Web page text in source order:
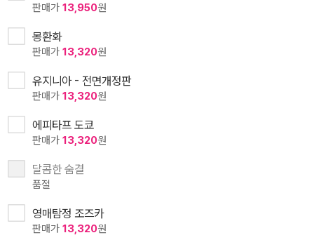
판매가 13,950원
몽환화
판매가 13,320원
유지니아 - 전면개정판
판매가 13,320원
에피타프 도쿄
판매가 13,320원
달콤한 숨결
품절
영매탐정 조즈카
판매가 13,320원